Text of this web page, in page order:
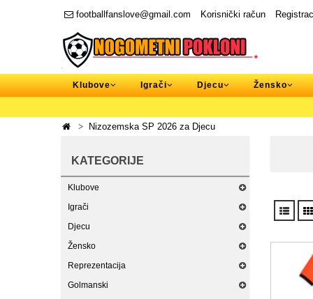
footballfanslove@gmail.com Korisnički račun
Klubove Igrači Djecu Žensko
Nizozemska SP 2026 za Djecu
KATEGORIJE
Klubove
Igrači
Djecu
Žensko
Reprezentacija
Golmanski